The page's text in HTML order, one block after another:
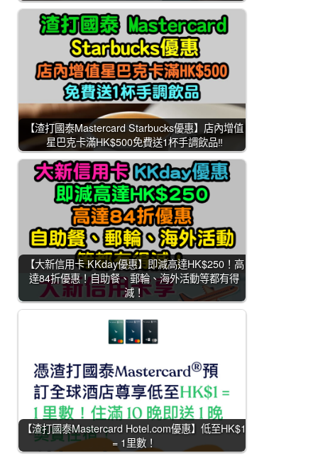
【渣打國泰Mastercard Starbucks優惠】店內增值
星巴克卡滿HK$500免費送1杯手調飲品‼️
【大新信用卡 KKday優惠】即減高達HK$250！高
達84折優惠！自助餐、郵輪、海外活動等都有得
減！
【渣打國泰Mastercard Hotel.com優惠】低至HK$1
= 1里數！